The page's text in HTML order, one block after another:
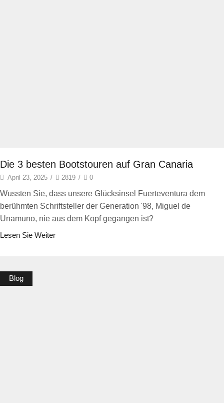
Die 3 besten Bootstouren auf Gran Canaria
April 23, 2025 / 2819 / 0
Wussten Sie, dass unsere Glücksinsel Fuerteventura dem
berühmten Schriftsteller der Generation '98, Miguel de
Unamuno, nie aus dem Kopf gegangen ist?
Lesen Sie Weiter
Blog